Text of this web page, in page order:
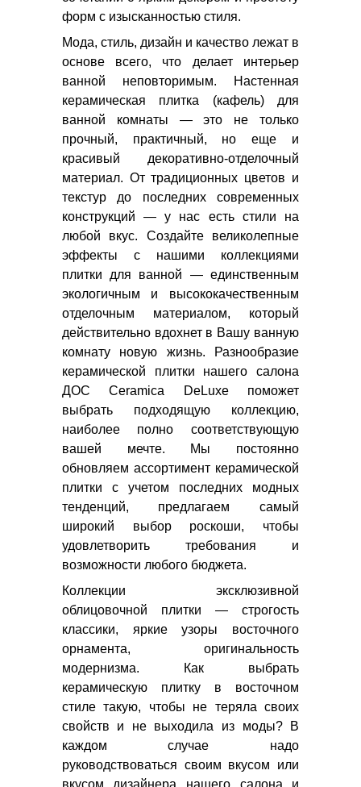
форм с изысканностью стиля.
Мода, стиль, дизайн и качество лежат в
основе всего, что делает интерьер
ванной неповторимым. Настенная
керамическая плитка (кафель) для
ванной комнаты — это не только
прочный, практичный, но еще и
красивый декоративно-отделочный
материал. От традиционных цветов и
текстур до последних современных
конструкций — у нас есть стили на
любой вкус. Создайте великолепные
эффекты с нашими коллекциями
плитки для ванной — единственным
экологичным и высококачественным
отделочным материалом, который
действительно вдохнет в Вашу ванную
комнату новую жизнь. Разнообразие
керамической плитки нашего салона
ДОС Ceramica DeLuxe поможет
выбрать подходящую коллекцию,
наиболее полно соответствующую
вашей мечте. Мы постоянно
обновляем ассортимент керамической
плитки с учетом последних модных
тенденций, предлагаем самый
широкий выбор роскоши, чтобы
удовлетворить требования и
возможности любого бюджета.
Коллекции эксклюзивной
облицовочной плитки — строгость
классики, яркие узоры восточного
орнамента, оригинальность
модернизма. Как выбрать
керамическую плитку в восточном
стиле такую, чтобы не теряла своих
свойств и не выходила из моды? В
каждом случае надо
руководствоваться своим вкусом или
вкусом дизайнера нашего салона и